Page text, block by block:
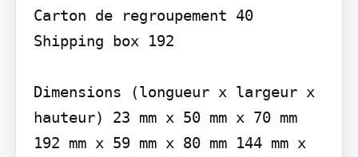
Carton de regroupement 40
Shipping box 192
Dimensions (longueur x largeur x
hauteur) 23 mm x 50 mm x 70 mm
192 mm x 59 mm x 80 mm 144 mm x